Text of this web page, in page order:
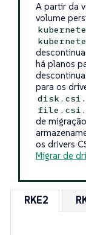
A partir da
volume
há planos
para os
de
os drivers
Migrar de
RKE2